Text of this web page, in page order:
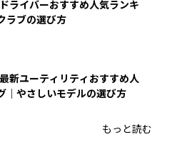
ライバーおすすめ人気ランキ
ラブの選び方
新ユーティリティおすすめ人
｜やさしいモデルの選び方
もっと読む